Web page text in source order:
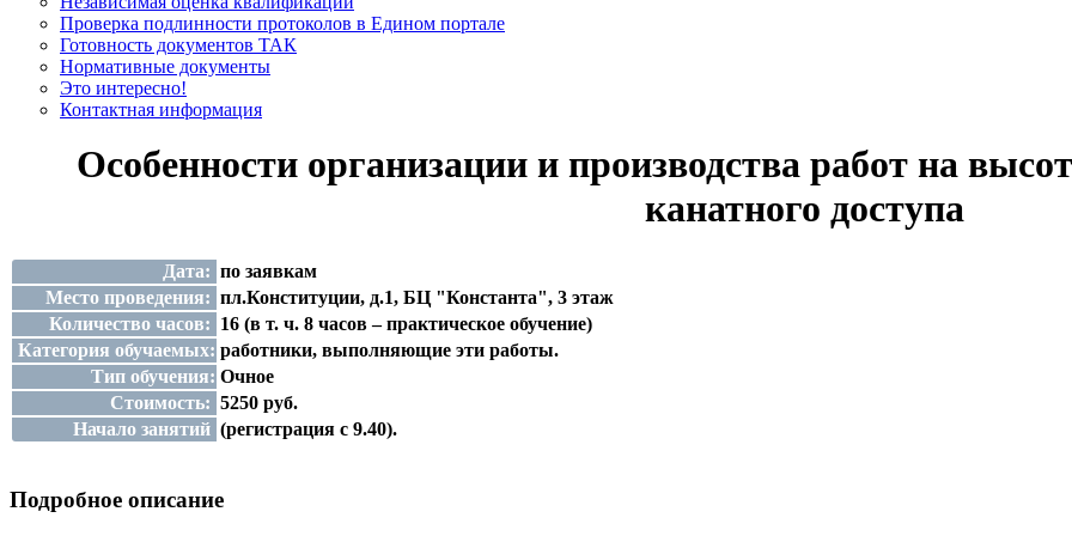
Проверка подлинности протоколов в Едином портале
Готовность документов ТАК
Нормативные документы
Это интересно!
Контактная информация
Особенности организации и производства работ на
канатного доступа
Дата: по заявкам
Место проведения: пл.Конституции, д.1, БЦ "Константа", 3 этаж
Количество часов: 16 (в т. ч. 8 часов – практическое обучение)
Категория обучаемых: работники, выполняющие эти работы.
Тип обучения: Очное
Стоимость: 5250 руб.
Начало занятий (регистрация с 9.40).
Подробное описание